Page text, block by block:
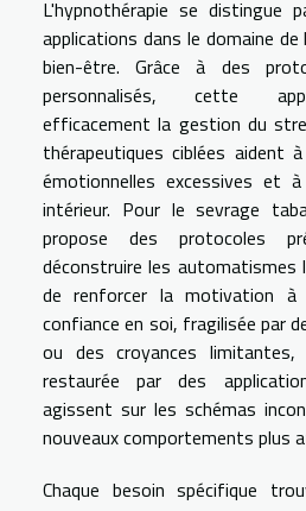
L'hypnothérapie se distingue
applications dans le domaine
bien-être. Grâce à des
personnalisés, cette
efficacement la gestion du
thérapeutiques ciblées aident
émotionnelles excessives et
intérieur. Pour le sevrage
propose des protocoles
déconstruire les automatismes
de renforcer la motivation
confiance en soi, fragilisée par
ou des croyances
restaurée par des
agissent sur les schémas
nouveaux comportements plus
Chaque besoin spécifique